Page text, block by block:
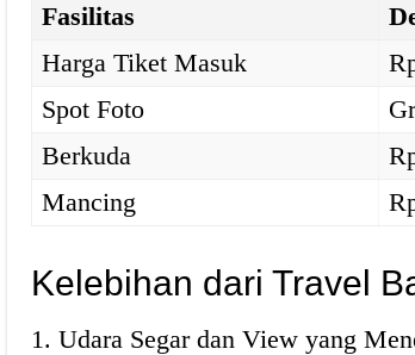
Fasilitas
Harga Tiket Masuk
Spot Foto
Berkuda
Mancing
Kelebihan dari Travel
1. Udara Segar dan View yang